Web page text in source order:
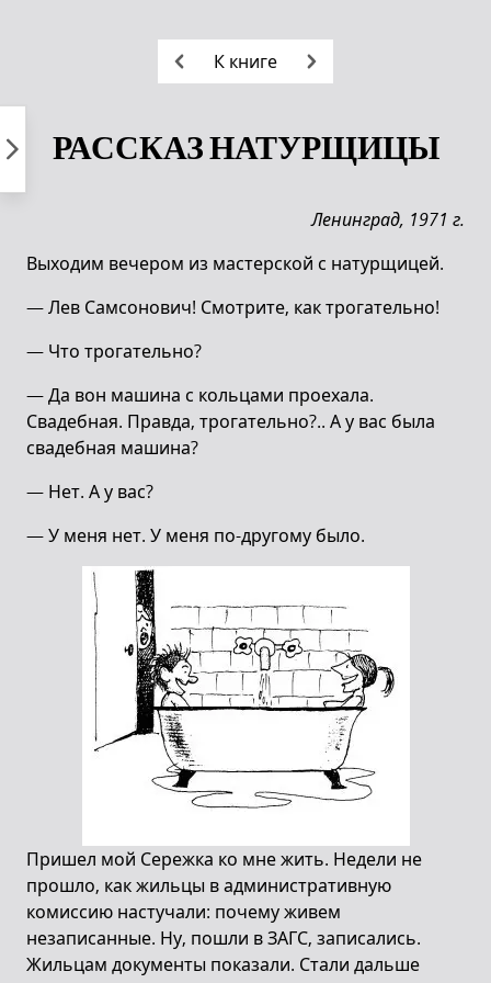
К книге
РАССКАЗ НАТУРЩИЦЫ
Ленинград, 1971 г.
Выходим вечером из мастерской с натурщицей.
— Лев Самсонович! Смотрите, как трогательно!
— Что трогательно?
— Да вон машина с кольцами проехала.
Свадебная. Правда, трогательно?.. А у вас была
свадебная машина?
— Нет. А у вас?
— У меня нет. У меня по-другому было.
Пришел мой Сережка ко мне жить. Недели не
прошло, как жильцы в административную
комиссию настучали: почему живем
незаписанные. Ну, пошли в ЗАГС, записались.
Жильцам документы показали. Стали дальше